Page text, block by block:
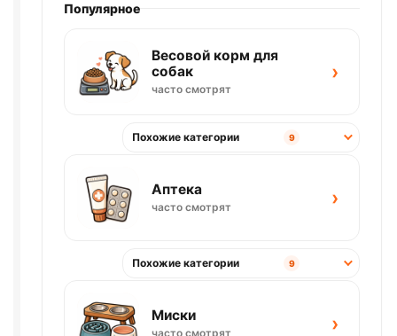
Популярное
Весовой корм для
собак
часто смотрят
›
Похожие категории 9
Аптека
часто смотрят ›
Похожие категории 9
Миски
часто смотрят ›